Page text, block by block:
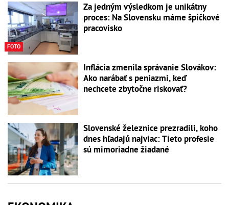
FOTO
Za jedným výsledkom je unikátny
proces: Na Slovensku máme špičkové
pracovisko
Inflácia zmenila správanie Slovákov:
Ako narábať s peniazmi, keď
nechcete zbytočne riskovať?
Slovenské železnice prezradili, koho
dnes hľadajú najviac: Tieto profesie
sú mimoriadne žiadané